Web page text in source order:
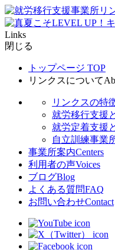
Links
閉じる
トップページ TOP
リンクスについて
リンクスの特
就労移行支援
就労定着支援
自立訓練事業
事業所案内Centers
利用者の声Voices
ブログBlog
よくある質問FAQ
お問い合わせContact